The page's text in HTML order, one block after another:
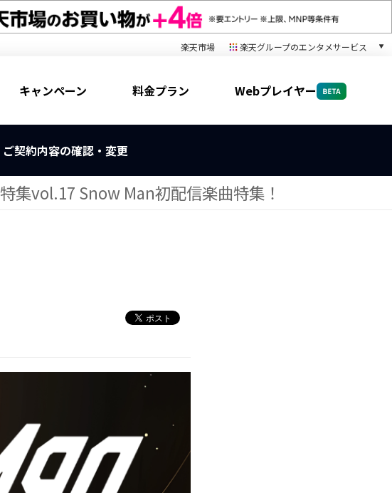
楽天市場 楽天グループのエンタメサービス
本/ゲーム/CD/DVD
動画配信
キャンペーン 料金プラン Webプレイヤー
ご契約内容の確認・変更
特集vol.17 Snow Man初配信楽曲特集！